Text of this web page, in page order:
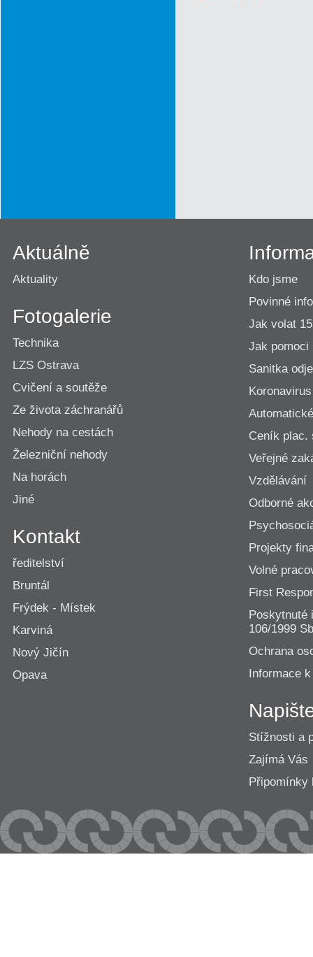
Aktuálně
Aktuality
Fotogalerie
Technika
LZS Ostrava
Cvičení a soutěže
Ze života záchranářů
Nehody na cestách
Železniční nehody
Na horách
Jiné
Kontakt
ředitelství
Bruntál
Frýdek - Místek
Karviná
Nový Jičín
Opava
Kdo jsme
Povinné
Jak volat
Jak pomoci
Sanitka
Koronavirus
Ceník plac.
Veřejné
Vzdělávání
Odborné
Projekty
Volné
First
Poskytnuté
106/1999
Ochrana
Informace
Stížnosti a
Zajímá Vás
Připomínky